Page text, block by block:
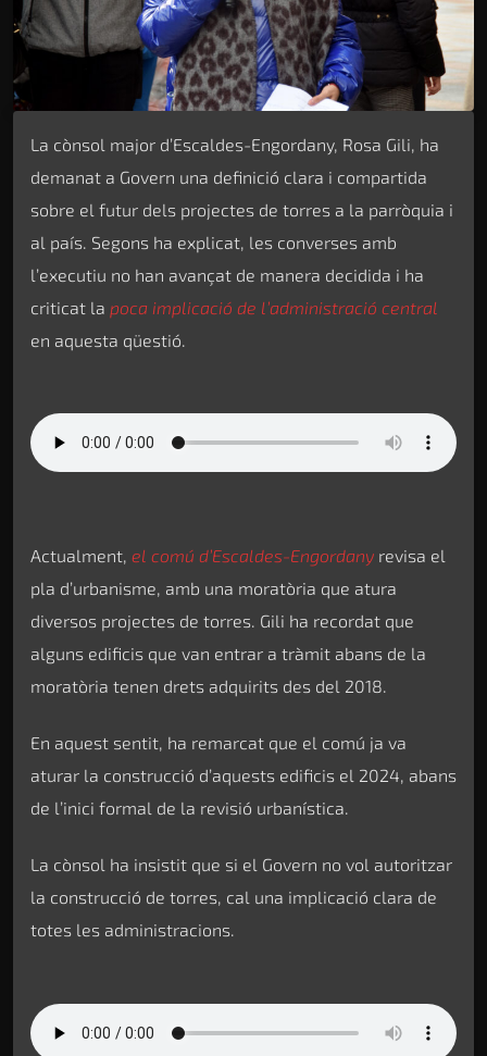
La cònsol major d’Escaldes-Engordany, Rosa Gili, ha
demanat a Govern una definició clara i compartida
sobre el futur dels projectes de torres a la parròquia i
al país. Segons ha explicat, les converses amb
l’executiu no han avançat de manera decidida i ha
criticat la poca implicació de l’administració central
en aquesta qüestió.
Actualment, el comú d’Escaldes-Engordany revisa el
pla d’urbanisme, amb una moratòria que atura
diversos projectes de torres. Gili ha recordat que
alguns edificis que van entrar a tràmit abans de la
moratòria tenen drets adquirits des del 2018.
En aquest sentit, ha remarcat que el comú ja va
aturar la construcció d’aquests edificis el 2024, abans
de l’inici formal de la revisió urbanística.
La cònsol ha insistit que si el Govern no vol autoritzar
la construcció de torres, cal una implicació clara de
totes les administracions.